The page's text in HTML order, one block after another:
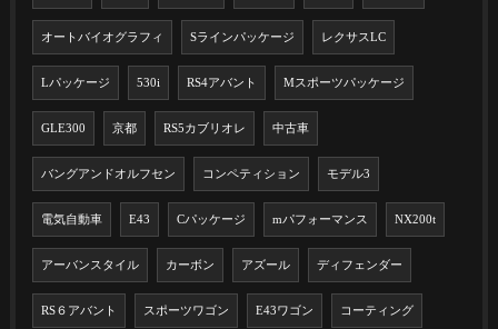
オートバイオグラフィ Sラインパッケージ レクサスLC
Lパッケージ 530i RS4アバント Mスポーツパッケージ
GLE300 京都 RS5カブリオレ 中古車
バングアンドオルフセン コンペティション モデル3
電気自動車 E43 Cパッケージ mパフォーマンス NX200t
アーバンスタイル カーボン アズール ディフェンダー
RS６アバント スポーツワゴン E43ワゴン コーティング